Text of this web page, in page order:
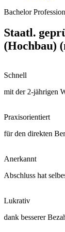
Bachelor
Staatl.
(Hochbau)
Schnell
mit der 2-jährigen
Praxisorientiert
für den direkten
Anerkannt
Abschluss hat
Lukrativ
dank besserer